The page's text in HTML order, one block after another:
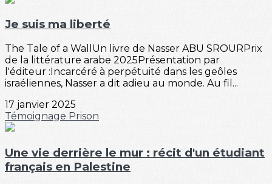
Je suis ma liberté
The Tale of a WallUn livre de Nasser ABU SROURPrix
de la littérature arabe 2025Présentation par
l'éditeur :Incarcéré à perpétuité dans les geôles
israéliennes, Nasser a dit adieu au monde. Au fil...
17 janvier 2025
Témoignage Prison
Une vie derrière le mur : récit d'un étudiant
français en Palestine